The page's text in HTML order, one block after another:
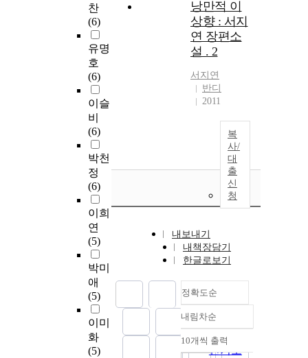
찬
(6)
유명
호
(6)
이슬
비
(6)
박천
정
(6)
이희
연
(5)
박미
애
(5)
이미
화
(5)
낭만적 이
상향 : 서지
연 장편소
설 . 2
서지연
반디
2011
복
사/
대
출
신
청
내보내기
내책장담기
한글로보기
정확도순
정확도
순
인기도
내림차순
내림차순
10개씩 출력